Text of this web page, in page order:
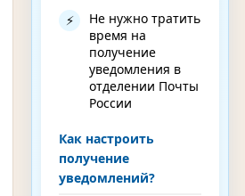
⚡
Не нужно тратить
время на
получение
уведомления в
отделении Почты
России
Как настроить
получение
уведомлений?